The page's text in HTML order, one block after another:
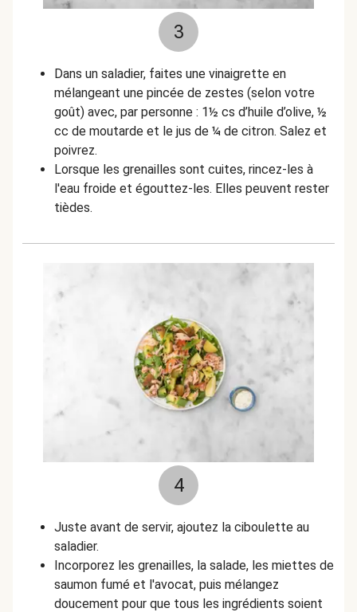
3
Dans un saladier, faites une vinaigrette en
mélangeant une pincée de zestes (selon votre
goût) avec, par personne : 1½ cs d’huile d’olive, ½
cc de moutarde et le jus de ¼ de citron. Salez et
poivrez.
Lorsque les grenailles sont cuites, rincez-les à
l'eau froide et égouttez-les. Elles peuvent rester
tièdes.
4
Juste avant de servir, ajoutez la ciboulette au
saladier.
Incorporez les grenailles, la salade, les miettes de
saumon fumé et l'avocat, puis mélangez
doucement pour que tous les ingrédients soient